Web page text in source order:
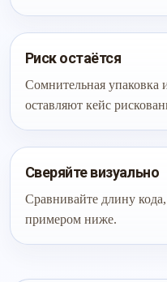
Риск остаётся
Сомнительная упаковка
оставляют кейс
Сверяйте визуально
Сравнивайте длину
примером ниже.